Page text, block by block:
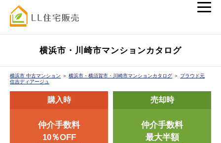
横浜市・川崎市マンションカタログ
横浜市 中古マンション ＞ 横浜市・横須賀市・川崎市マンションカタログ ＞ プラウド元
住吉ディアージュ
購入時
仲介手数料
10％OFF
売却時
仲介手数料
最大半額